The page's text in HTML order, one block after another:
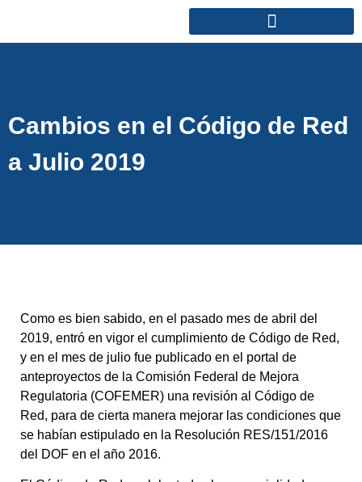
Cambios en el Código de Red
a Julio 2019
Como es bien sabido, en el pasado mes de abril del
2019, entró en vigor el cumplimiento de Código de Red,
y en el mes de julio fue publicado en el portal de
anteproyectos de la Comisión Federal de Mejora
Regulatoria (COFEMER) una revisión al Código de
Red, para de cierta manera mejorar las condiciones que
se habían estipulado en la Resolución RES/151/2016
del DOF en el año 2016.